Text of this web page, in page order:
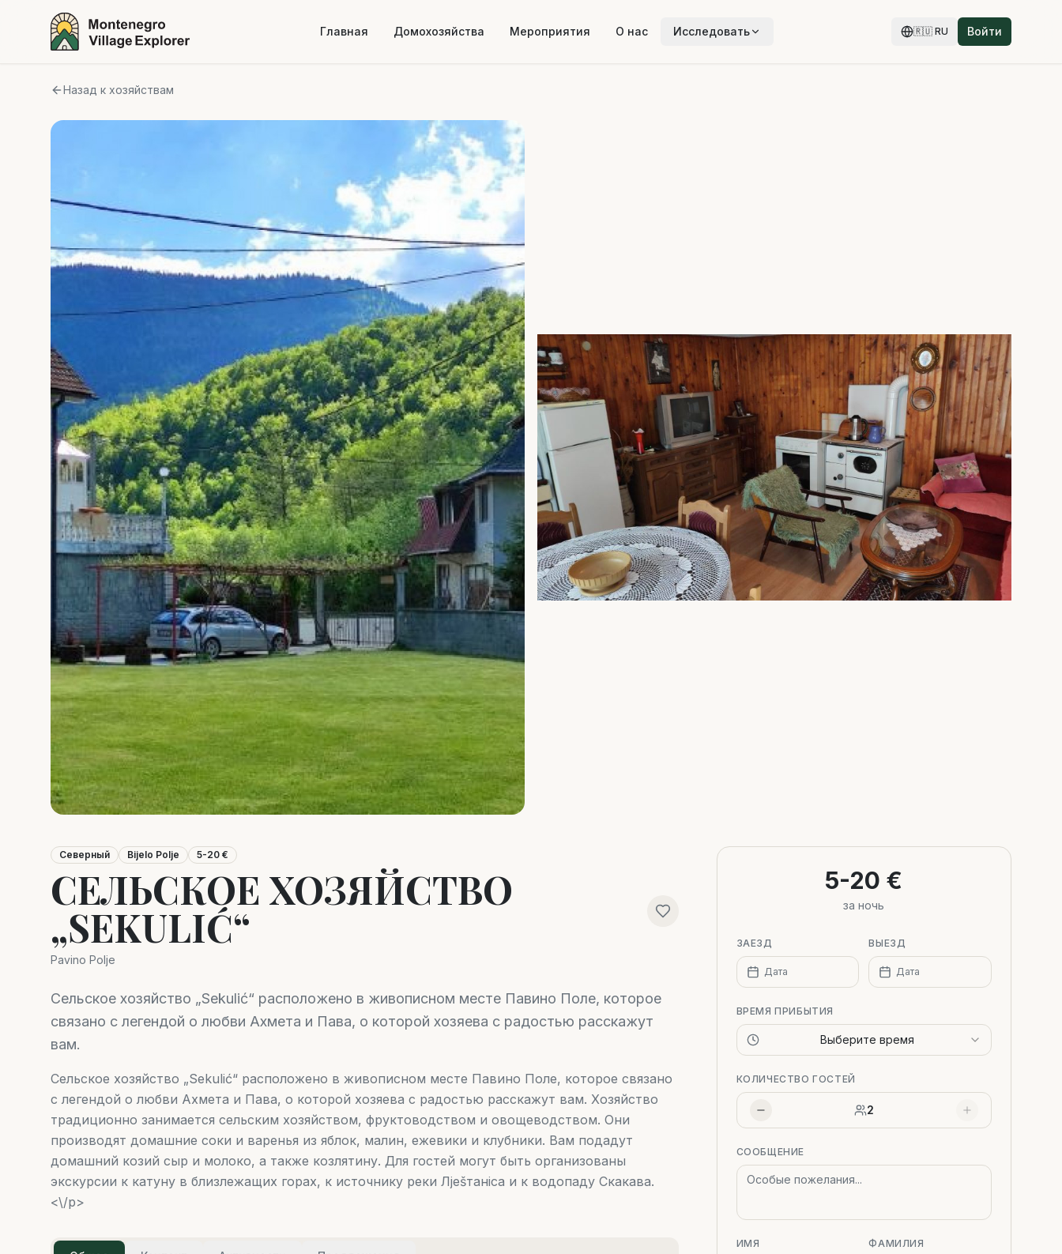
Главная Домохозяйства Мероприятия О нас Исследовать 🇷🇺 RU Войти
Назад к хозяйствам
Северный Bijelo Polje 5-20 €
СЕЛЬСКОЕ ХОЗЯЙСТВО
„SEKULIĆ“
Pavino Polje
Сельское хозяйство „Sekulić“ расположено в живописном месте Павино Поле, которое
связано с легендой о любви Ахмета и Пава, о которой хозяева с радостью расскажут
вам.
Сельское хозяйство „Sekulić“ расположено в живописном месте Павино Поле, которое связано
с легендой о любви Ахмета и Пава, о которой хозяева с радостью расскажут вам. Хозяйство
традиционно занимается сельским хозяйством, фруктоводством и овощеводством. Они
производят домашние соки и варенья из яблок, малин, ежевики и клубники. Вам подадут
домашний козий сыр и молоко, а также козлятину. Для гостей могут быть организованы
экскурсии к катуну в близлежащих горах, к источнику реки Лješтанica и к водопаду Скакава.
<\/p>
5-20 €
за ночь
ЗАЕЗД
Дата
ВЫЕЗД
Дата
ВРЕМЯ ПРИБЫТИЯ
Выберите время
КОЛИЧЕСТВО ГОСТЕЙ
2
СООБЩЕНИЕ
ИМЯ ФАМИЛИЯ